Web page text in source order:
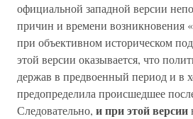
официальной западной версии
причин и времени возникновения
при объективном историческом
этой версии оказывается, что
держав в предвоенный период и в
предопределила происшедшее
Следовательно, и при этой версии